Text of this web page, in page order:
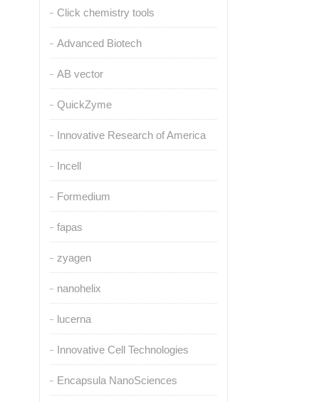
Click chemistry tools
Advanced Biotech
AB vector
QuickZyme
Innovative Research of America
Incell
Formedium
fapas
zyagen
nanohelix
lucerna
Innovative Cell Technologies
Encapsula NanoSciences